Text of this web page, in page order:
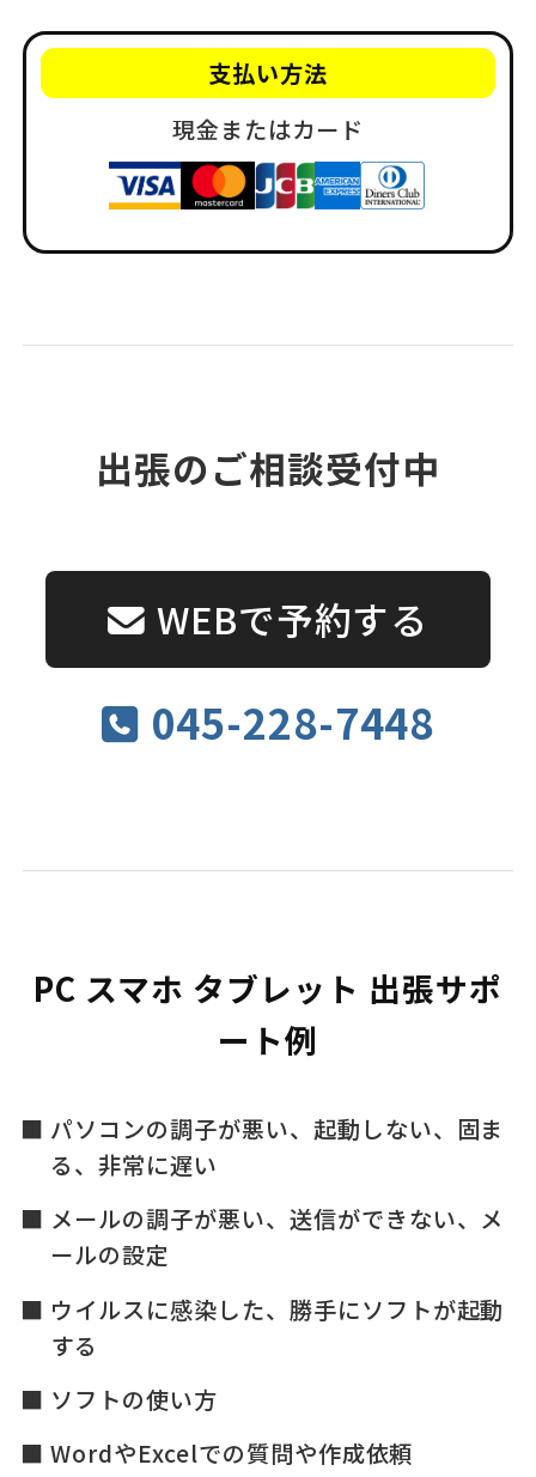
支払い方法
現金またはカード
出張のご相談受付中
WEBで予約する
045-228-7448
PC スマホ タブレット 出張サポ
ート例
パソコンの調子が悪い、起動しない、固ま
る、非常に遅い
メールの調子が悪い、送信ができない、メ
ールの設定
ウイルスに感染した、勝手にソフトが起動
する
ソフトの使い方
WordやExcelでの質問や作成依頼